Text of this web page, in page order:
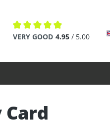
Average rating of 4.9 out of
VERY GOOD 4.95 / 5.00